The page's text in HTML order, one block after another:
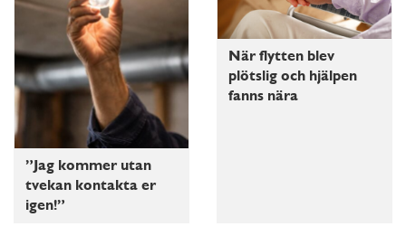
”Jag kommer utan
tvekan kontakta er
igen!”
När flytten blev
plötslig och hjälpen
fanns nära